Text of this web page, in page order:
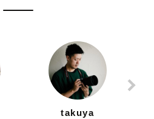
takuya